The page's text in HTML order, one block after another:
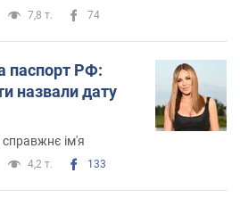
7,8 т. 74
паспорт РФ:
назвали дату
ім'я
4,2 т. 133